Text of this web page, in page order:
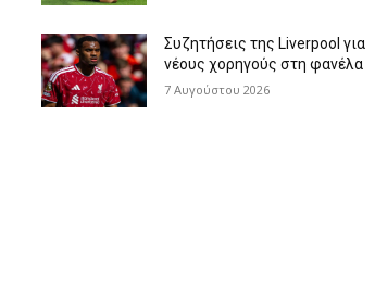
Συζητήσεις της Liverpool για
νέους χορηγούς στη φανέλα
7 Αυγούστου 2026